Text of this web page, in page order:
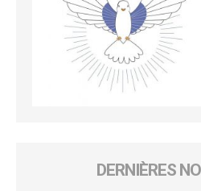
DERNIÈRES